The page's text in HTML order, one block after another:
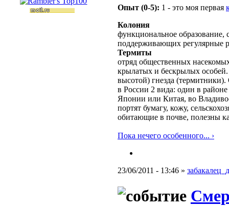
Опыт (0-5): 1 - это моя первая
Колония
функциональное образование,
поддерживающих регулярные
Термиты
отряд общественных
крылатых и бескрылых
высотой) гнезда
в России 2 вида: один в
Японии или Китая, во
портят бумагу, кожу,
обитающие в почве, полезны
Пока нечего особенного... ›
23/06/2011 - 13:46 »